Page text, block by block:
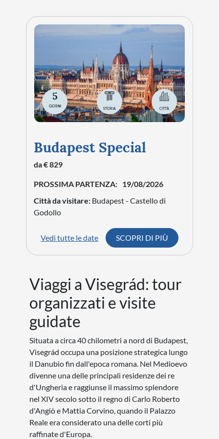
5
GIORNI
STORIA CITTÀ
Budapest Special
da € 829
PROSSIMA PARTENZA: 19/08/2026
Città da visitare: Budapest - Castello di
Godollo
Vedi tutte le date SCOPRI DI PIÙ
Viaggi a Visegrád: tour
organizzati e visite
guidate
Situata a circa 40 chilometri a nord di Budapest,
Visegrád occupa una posizione strategica lungo
il Danubio fin dall'epoca romana. Nel Medioevo
divenne una delle principali residenze dei re
d'Ungheria e raggiunse il massimo splendore
nel XIV secolo sotto il regno di Carlo Roberto
d'Angiò e Mattia Corvino, quando il Palazzo
Reale era considerato una delle corti più
raffinate d'Europa.